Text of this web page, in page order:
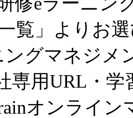
覧」よりお
ングマネジメ
専用URL・
オンライ